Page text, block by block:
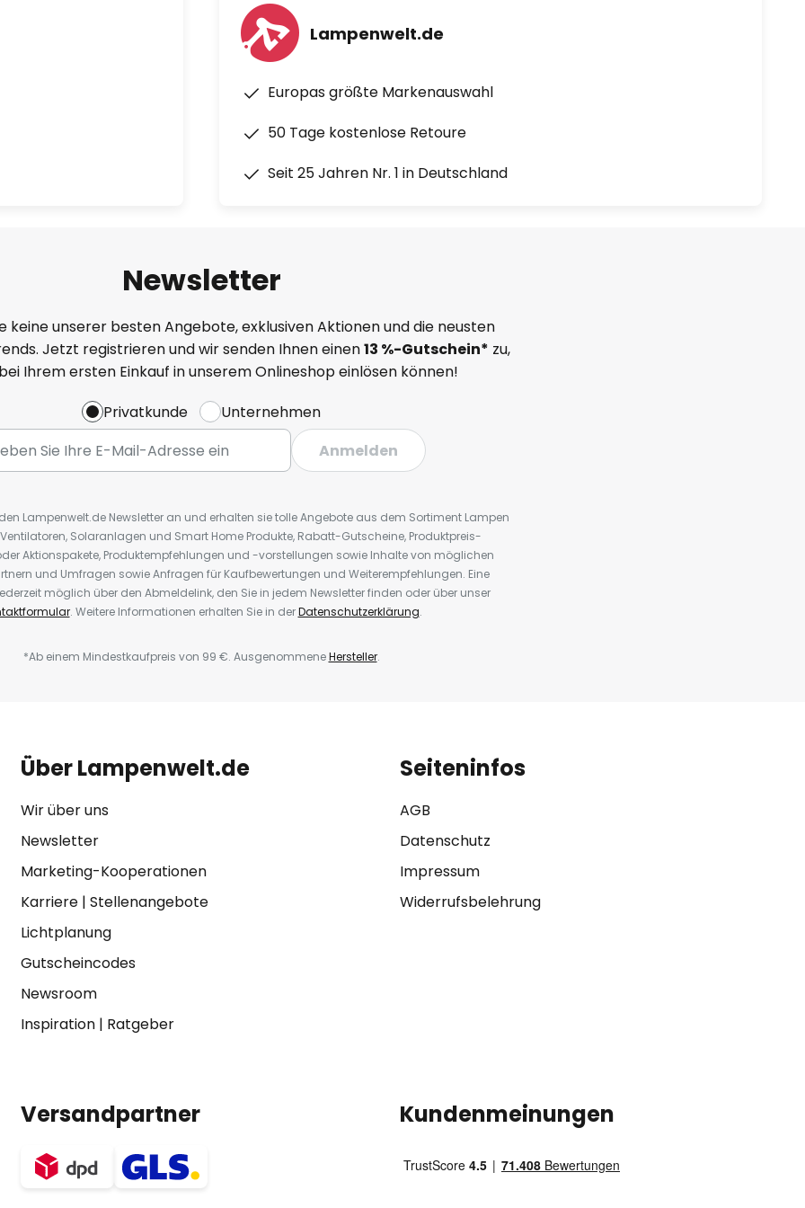
Lampenwelt.de
Europas größte Markenauswahl
50 Tage kostenlose Retoure
Seit 25 Jahren Nr. 1 in Deutschland
Newsletter
keine unserer besten Angebote, exklusiven Aktionen und die neusten
Jetzt registrieren und wir senden Ihnen einen13 %-Gutschein* zu,
Ihrem ersten Einkauf in unserem Onlineshop einlösen können!
Privatkunde
Unternehmen
Anmelden
Lampenwelt.de Newsletter an und erhalten sie tolle Angebote aus dem Sortiment Lampen
Solaranlagen und Smart Home Produkte, Rabatt-Gutscheine, Produktpreis-
Aktionspakete, Produktempfehlungen und -vorstellungen sowie Inhalte von möglichen
und Umfragen sowie Anfragen für Kaufbewertungen und Weiterempfehlungen. Eine
möglich über den Abmeldelink, den Sie in jedem Newsletter finden oder über unser
. Weitere Informationen erhalten Sie in derDatenschutzerklärung.
*Ab einem Mindestkaufpreis von 99 €. AusgenommeneHersteller.
Über Lampenwelt.de
Wir über uns
Newsletter
Marketing-Kooperationen
Karriere| Stellenangebote
Lichtplanung
Gutscheincodes
Newsroom
Inspiration| Ratgeber
Seiteninfos
AGB
Datenschutz
Impressum
Widerrufsbelehrung
Versandpartner Kundenmeinungen